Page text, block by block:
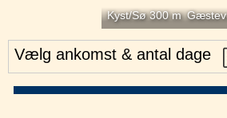
Kyst/Sø 300 m
Vælg ankomst & antal dage